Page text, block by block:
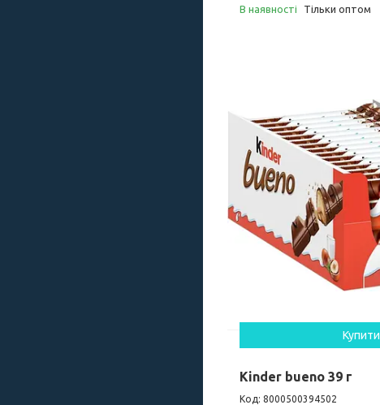
В наявності Тільки оптом
Купити
Kinder bueno 39 г
8000500394502